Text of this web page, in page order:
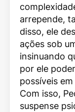
arrepende,
disso, ele
ações sob
insinuando
por ele
possíveis
Com isso,
suspense